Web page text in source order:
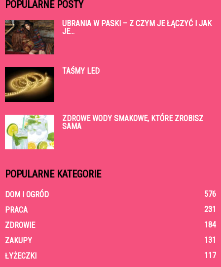
POPULARNE POSTY
UBRANIA W PASKI – Z CZYM JE ŁĄCZYĆ I JAK
JE...
TAŚMY LED
ZDROWE WODY SMAKOWE, KTÓRE ZROBISZ
SAMA
POPULARNE KATEGORIE
DOM I OGRÓD
576
PRACA
231
ZDROWIE
184
ZAKUPY
131
ŁYŻECZKI
117